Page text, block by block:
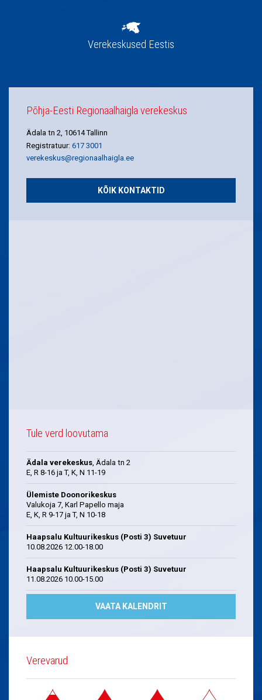
Verekeskused Eestis
Põhja-Eesti Regionaalhaigla verekeskus
Ädala tn 2, 10614 Tallinn
Registratuur: 617 3001
verekeskus@regionaalhaigla.ee
KÕIK KONTAKTID
Tule verd loovutama
Ädala verekeskus , Ädala tn 2
E, R 8-16 ja T, K, N 11-19
Ülemiste Doonorikeskus
Valukoja 7, Karl Papello maja
E, K, R 9-17 ja T, N 10-18
Haapsalu Kultuurikeskus (Posti 3) Suvetuur
10.08.2026 12.00-18.00
Haapsalu Kultuurikeskus (Posti 3) Suvetuur
11.08.2026 10.00-15.00
VAATA KALENDRIT
Verevarud